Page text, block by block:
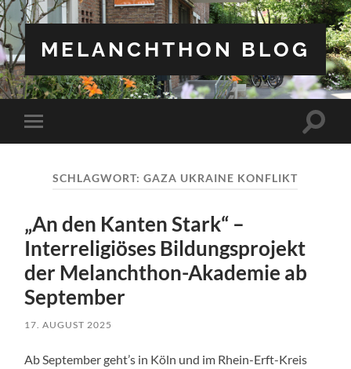
MELANCHTHON BLOG
Mobile-
Menü
SCHLAGWORT:GAZA UKRAINE KONFLIKT
„An den Kanten Stark“ –
Interreligiöses Bildungsprojekt
der Melanchthon-Akademie ab
September
17. AUGUST 2025
Ab September geht’s in Köln und im Rhein-Erft-Kreis